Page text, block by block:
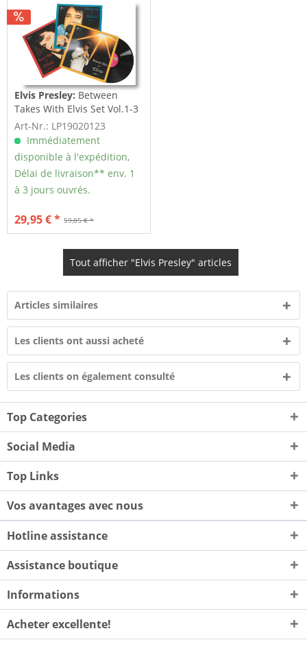
Elvis Presley: Between
Takes With Elvis Set Vol.1-3
(3-LP)
Art-Nr.: LP19020123
Immédiatement
disponible à l'expédition,
Délai de livraison** env. 1
à 3 jours ouvrés.
59,85 € *
29,95 € *
Tout afficher "Elvis Presley" articles
Articles similaires
Les clients ont aussi acheté
Les clients on également consulté
Top Categories
Social Media
Top Links
Vos avantages avec nous
Hotline assistance
Assistance boutique
Informations
Acheter excellente!